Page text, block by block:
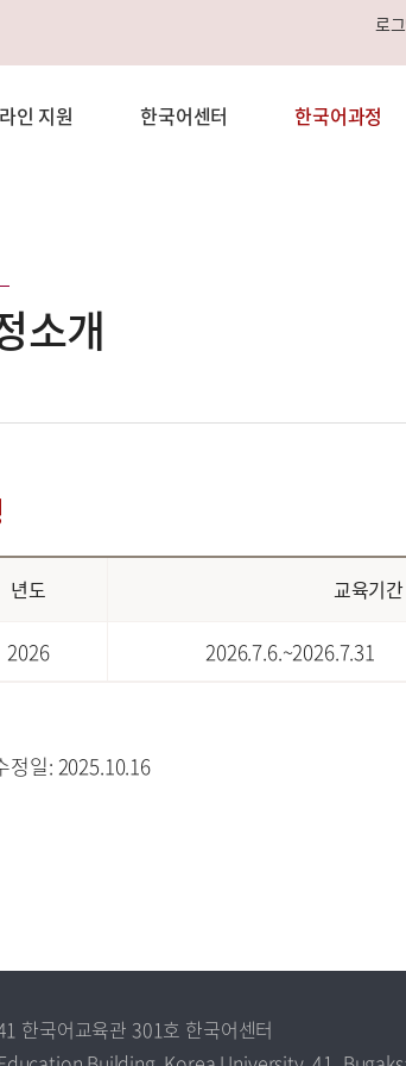
로
인 지원 한국어센터 한국어과정
소개
년도 교육기간
2026 2026.7.6.~2026.7.31
정일: 2025.10.16
한국어교육관 301호 한국어센터